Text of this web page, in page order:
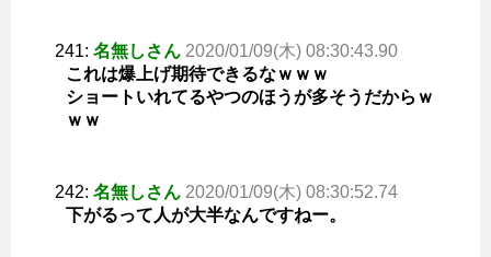
241: 名無しさん 2020/01/09(木) 08:30:43.90
これは爆上げ期待できるなｗｗｗ
ショートいれてるやつのほうが多そうだからｗ
ｗｗ
242: 名無しさん 2020/01/09(木) 08:30:52.74
下がるって人が大半なんですねー。